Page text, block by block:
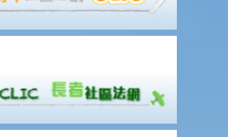
遇意外（簡稱工傷意外）？
僱員的工傷負上賠償責任？
，我或我的家人可獲哪些賠償？
導致傷殘，我或我的家人可獲哪些賠